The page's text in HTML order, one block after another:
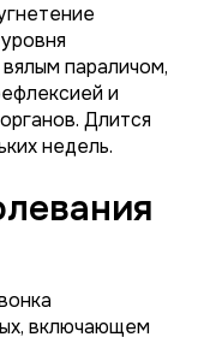
параличом,
и
Длится
недель.
включающем